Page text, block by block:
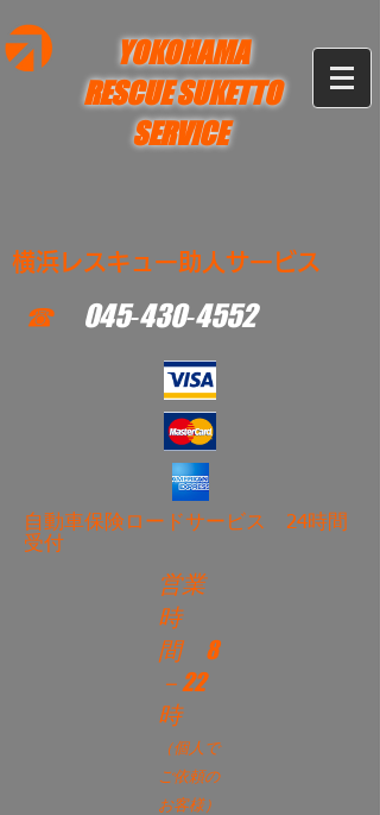
YOKOHAMA
RESCUE SUKETTO
SERVICE
横浜レスキュー助人サービス
☎ 045‐430‐4552
​自動車保険ロードサービス 24時間
受付
営業
時
間
8
－22
時
（個人で
ご依頼の
お客様）